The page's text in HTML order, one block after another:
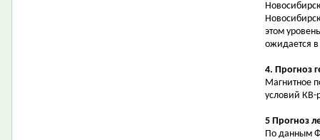
этом
ожидается
4. Прогноз
Магнитное
условий КВ-
5 Прогноз
По данным